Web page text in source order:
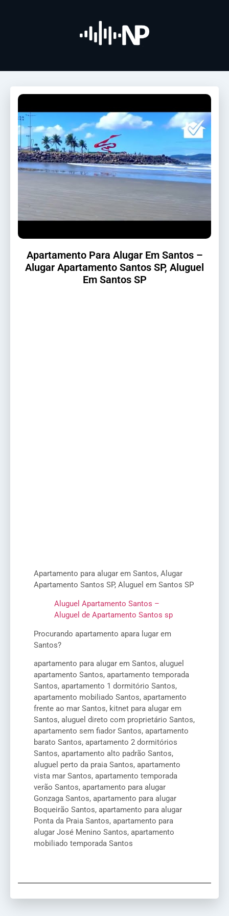
Apartamento Para Alugar Em Santos –
Alugar Apartamento Santos SP, Aluguel
Em Santos SP
Apartamento para alugar em Santos, Alugar
Apartamento Santos SP, Aluguel em Santos SP
Aluguel Apartamento Santos –
Aluguel de Apartamento Santos sp
Procurando apartamento apara lugar em
Santos?
apartamento para alugar em Santos, aluguel
apartamento Santos, apartamento temporada
Santos, apartamento 1 dormitório Santos,
apartamento mobiliado Santos, apartamento
frente ao mar Santos, kitnet para alugar em
Santos, aluguel direto com proprietário Santos,
apartamento sem fiador Santos, apartamento
barato Santos, apartamento 2 dormitórios
Santos, apartamento alto padrão Santos,
aluguel perto da praia Santos, apartamento
vista mar Santos, apartamento temporada
verão Santos, apartamento para alugar
Gonzaga Santos, apartamento para alugar
Boqueirão Santos, apartamento para alugar
Ponta da Praia Santos, apartamento para
alugar José Menino Santos, apartamento
mobiliado temporada Santos